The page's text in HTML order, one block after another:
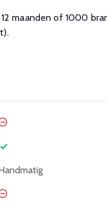
maanden of 1000